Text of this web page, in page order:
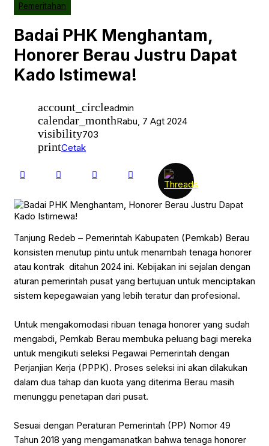
Hukrim
industri
Lingkungan
Olahraga
Pariwara Pemkab Berau
Pariwisata
Pendidikan
Peristiwa
Politik
Pemeritahan
Badai PHK Menghantam,
Honorer Berau Justru Dapat
Kado Istimewa!
account_circleadmin
calendar_monthRabu, 7 Agt 2024
visibility703
printCetak
Tanjung Redeb – Pemerintah Kabupaten (Pemkab) Berau
konsisten menutup pintu untuk menambah tenaga honorer
atau kontrak ditahun 2024 ini. Kebijakan ini sejalan dengan
aturan pemerintah pusat yang bertujuan untuk menciptakan
sistem kepegawaian yang lebih teratur dan profesional.
Untuk mengakomodasi ribuan tenaga honorer yang sudah
mengabdi, Pemkab Berau membuka peluang bagi mereka
untuk mengikuti seleksi Pegawai Pemerintah dengan
Perjanjian Kerja (PPPK). Proses seleksi ini akan dilakukan
dalam dua tahap dan kuota yang diterima Berau masih
menunggu penetapan dari pusat.
Sesuai dengan Peraturan Pemerintah (PP) Nomor 49
Tahun 2018 yang mengamanatkan bahwa tenaga honorer